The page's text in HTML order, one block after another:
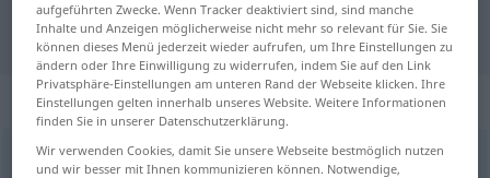
"zerreiben" Spanisch Übersetzung
„zerreiben“: transitives Verb
zerreibenv/t <irr, ohnege>
aufgeführten Zwecke. Wenn Tracker deaktiviert sind, sind manche
Inhalte und Anzeigen möglicherweise nicht mehr so relevant für Sie. Sie
können dieses Menü jederzeit wieder aufrufen, um Ihre Einstellungen zu
ändern oder Ihre Einwilligung zu widerrufen, indem Sie auf den Link
Privatsphäre-Einstellungen am unteren Rand der Webseite klicken. Ihre
Einstellungen gelten innerhalb unseres Website. Weitere Informationen
finden Sie in unserer Datenschutzerklärung.
Wir verwenden Cookies, damit Sie unsere Webseite bestmöglich nutzen
und wir besser mit Ihnen kommunizieren können. Notwendige,